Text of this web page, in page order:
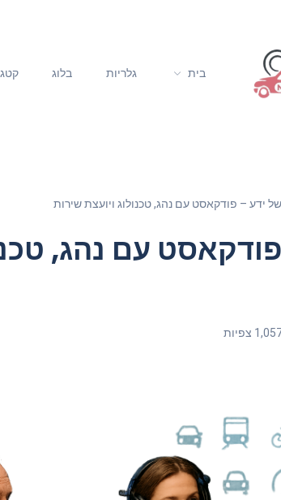
בית גלריות בלוג
ידע – פודקאסט עם נהג, טכנולוג ויועצת שירות
עם נהג,
צפיות